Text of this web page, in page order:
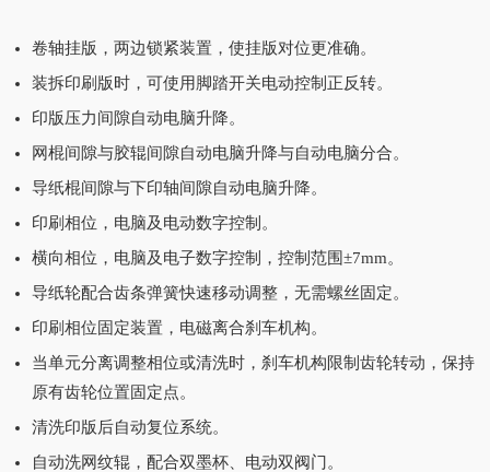
卷轴挂版，两边锁紧装置，使挂版对位更准确。
装拆印刷版时，可使用脚踏开关电动控制正反转。
印版压力间隙自动电脑升降。
网棍间隙与胶辊间隙自动电脑升降与自动电脑分合。
导纸棍间隙与下印轴间隙自动电脑升降。
印刷相位，电脑及电动数字控制。
横向相位，电脑及电子数字控制，控制范围±7mm。
导纸轮配合齿条弹簧快速移动调整，无需螺丝固定。
印刷相位固定装置，电磁离合刹车机构。
当单元分离调整相位或清洗时，刹车机构限制齿轮转动，保持
原有齿轮位置固定点。
清洗印版后自动复位系统。
自动洗网纹辊，配合双墨杯、电动双阀门。